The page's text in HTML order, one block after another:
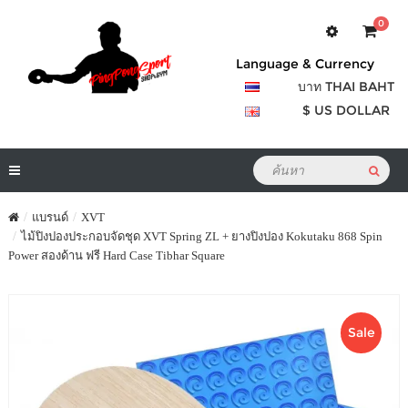
0
Language & Currency
บาท THAI BAHT
$ US DOLLAR
แบรนด์
XVT
ไม้ปิงปองประกอบจัดชุด XVT Spring ZL + ยางปิงปอง Kokutaku 868 Spin
Power สองด้าน ฟรี Hard Case Tibhar Square
Sale